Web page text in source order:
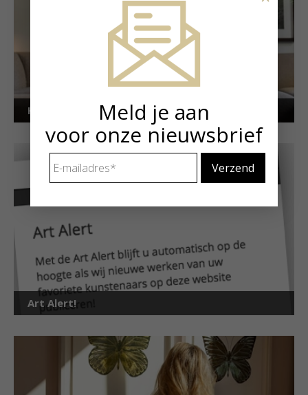
Kunstuitleen voor particulieren
Art Alert!
Meld je aan
voor onze nieuwsbrief
mailadres *